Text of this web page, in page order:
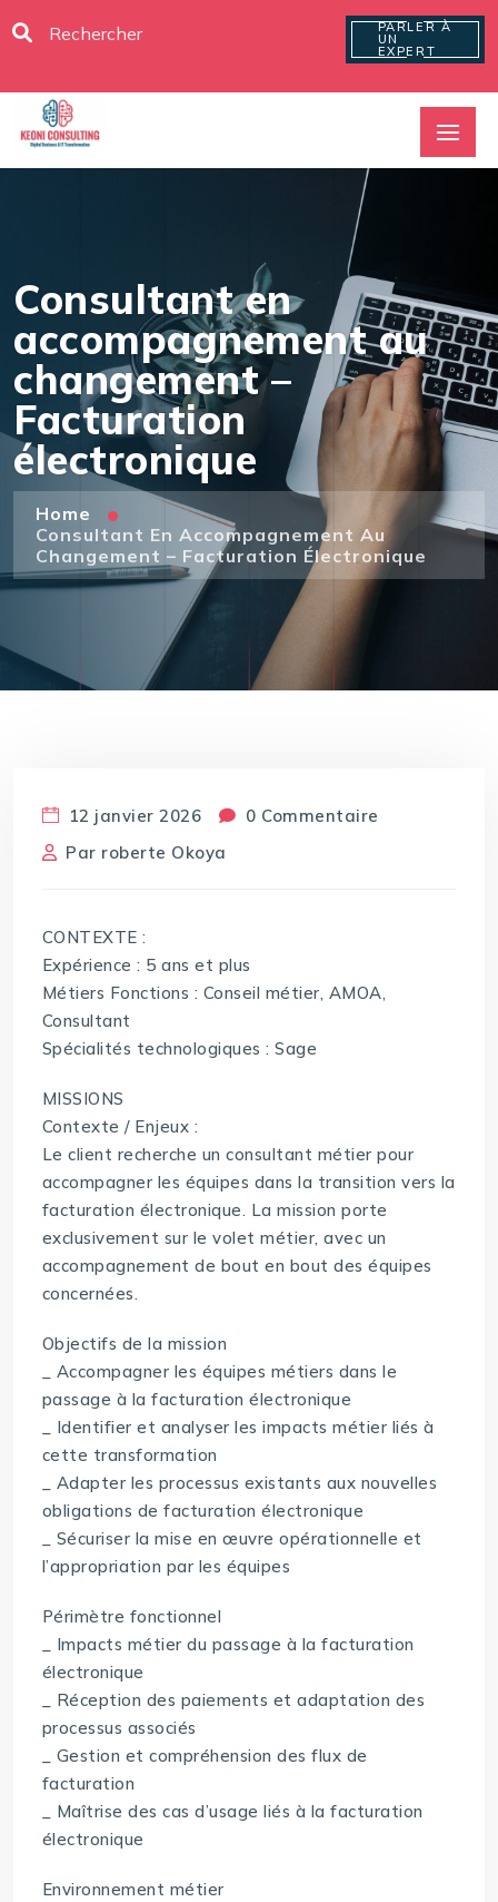
PARLER À
UN
EXPERT
Consultant en
accompagnement au
changement –
Facturation
électronique
Home
Consultant En Accompagnement Au
Changement – Facturation Électronique
12 janvier 2026
0 Commentaire
Par roberte Okoya
CONTEXTE :
Expérience : 5 ans et plus
Métiers Fonctions : Conseil métier, AMOA,
Consultant
Spécialités technologiques : Sage
MISSIONS
Contexte / Enjeux :
Le client recherche un consultant métier pour
accompagner les équipes dans la transition vers la
facturation électronique. La mission porte
exclusivement sur le volet métier, avec un
accompagnement de bout en bout des équipes
concernées.
Objectifs de la mission
_ Accompagner les équipes métiers dans le
passage à la facturation électronique
_ Identifier et analyser les impacts métier liés à
cette transformation
_ Adapter les processus existants aux nouvelles
obligations de facturation électronique
_ Sécuriser la mise en œuvre opérationnelle et
l’appropriation par les équipes
Périmètre fonctionnel
_ Impacts métier du passage à la facturation
électronique
_ Réception des paiements et adaptation des
processus associés
_ Gestion et compréhension des flux de
facturation
_ Maîtrise des cas d’usage liés à la facturation
électronique
Environnement métier